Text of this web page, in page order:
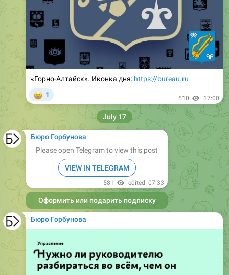
«Горно-Алтайск». Иконка дня: https://bureau.ru
1 510 17:00
Бюро Горбунова
Please open Telegram to view this post
VIEW IN TELEGRAM
581 edited 07:33
Оформить или подарить подписку
July 17
Бюро Горбунова